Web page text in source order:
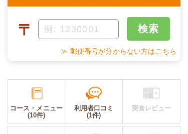
〒 検索
≫ 郵便番号が分からない方はこちら
コース・メニュー
(10件)
利用者口コミ
(1件)
実食レビュー